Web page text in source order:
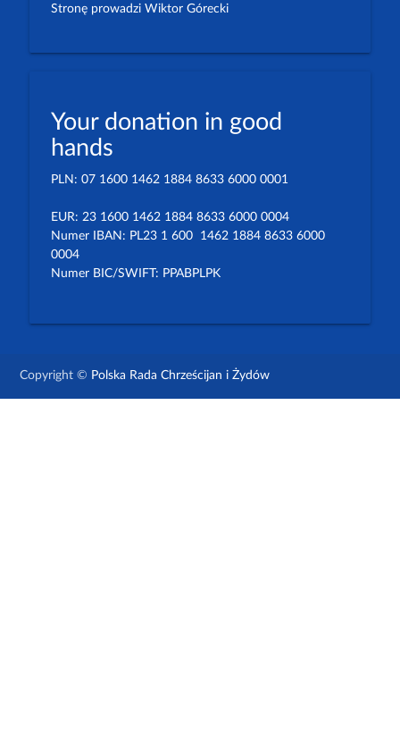
Stronę prowadzi Wiktor Górecki
Your donation in good
hands
PLN: 07 1600 1462 1884 8633 6000 0001
EUR: 23 1600 1462 1884 8633 6000 0004
Numer IBAN: PL23 1 600 1462 1884 8633 6000
0004
Numer BIC/SWIFT: PPABPLPK
Copyright © Polska Rada Chrześcijan i Żydów